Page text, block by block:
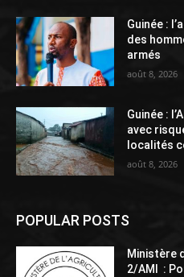
Guinée :
des
armés
août 8, 2026
Guinée :
avec
localités
août 8, 2026
POPULAR POSTS
Ministère
2/AMI :